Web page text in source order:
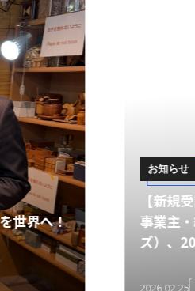
集開始】「あなたの分身を
向けAIオンラインスクール
月より受講生募集開始
#AIスクール #AI動画